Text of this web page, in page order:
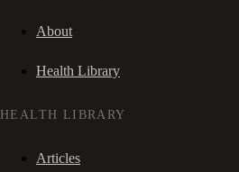
About
Health Library
HEALTH LIBRARY
Articles